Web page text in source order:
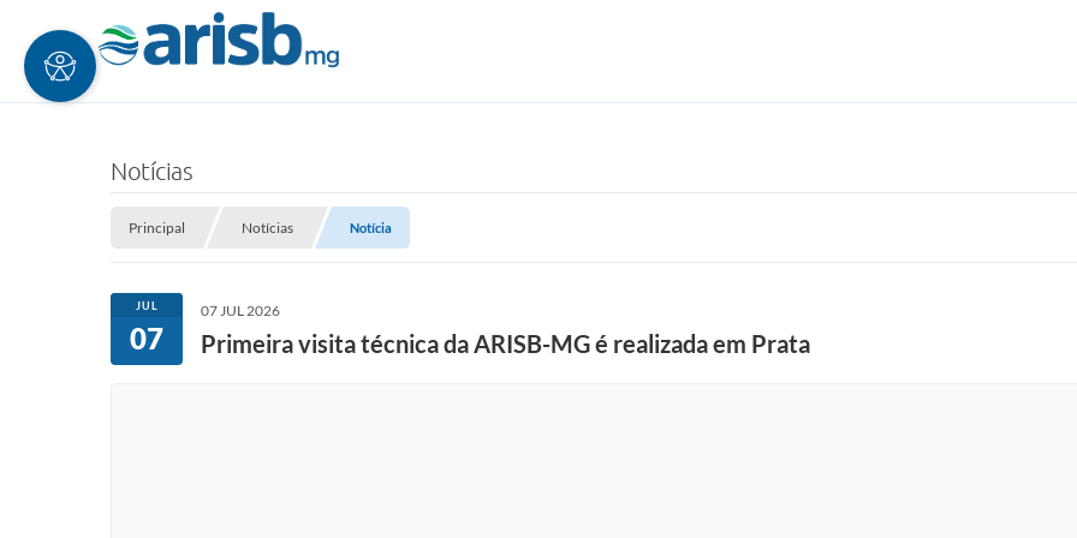
Notícias
Principal Notícias Notícia
JUL
07
07 JUL 2026
Primeira visita técnica da ARISB-MG é realizada em Prata